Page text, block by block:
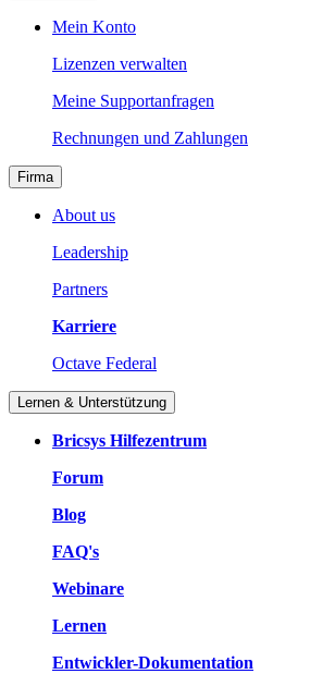
Mein Konto
Lizenzen verwalten
Meine Supportanfragen
Rechnungen und Zahlungen
Firma
About us
Leadership
Partners
Karriere
Octave Federal
Lernen & Unterstützung
Bricsys Hilfezentrum
Forum
Blog
FAQ's
Webinare
Lernen
Entwickler-Dokumentation